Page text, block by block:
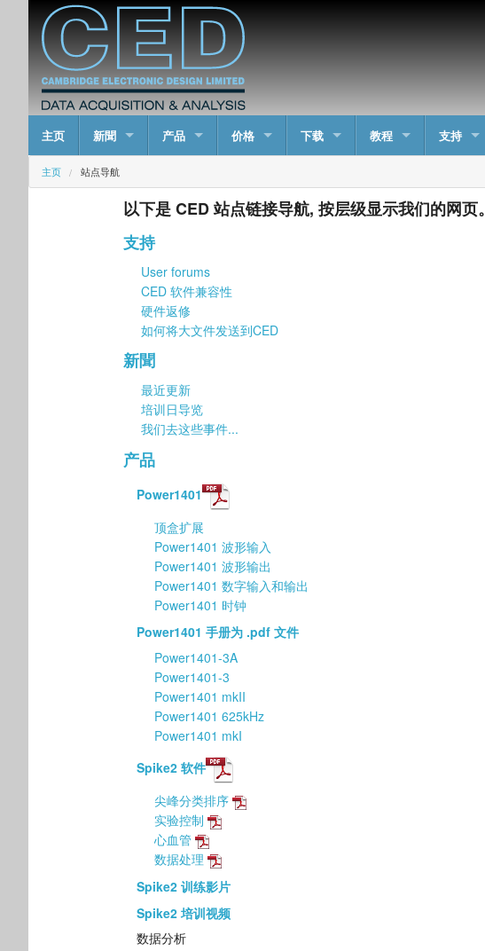
主页 新聞 产品 价格 下载 教程 支持
主页 站点导航
以下是 CED 站点链接导航, 按层级显示我们的网页。
支持
User forums
CED 软件兼容性
硬件返修
如何将大文件发送到CED
新聞
最近更新
培训日导览
我们去这些事件...
产品
Power1401
顶盒扩展
Power1401 波形输入
Power1401 波形输出
Power1401 数字输入和输出
Power1401 时钟
Power1401 手册为 .pdf 文件
Power1401-3A
Power1401-3
Power1401 mkII
Power1401 625kHz
Power1401 mkI
Spike2 软件
尖峰分类排序
实验控制
心血管
数据处理
Spike2 训练影片
Spike2 培训视频
数据分析